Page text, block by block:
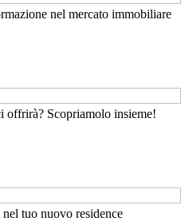
nel mercato immobiliare
offrirà? Scopriamolo insieme!
tuo nuovo residence